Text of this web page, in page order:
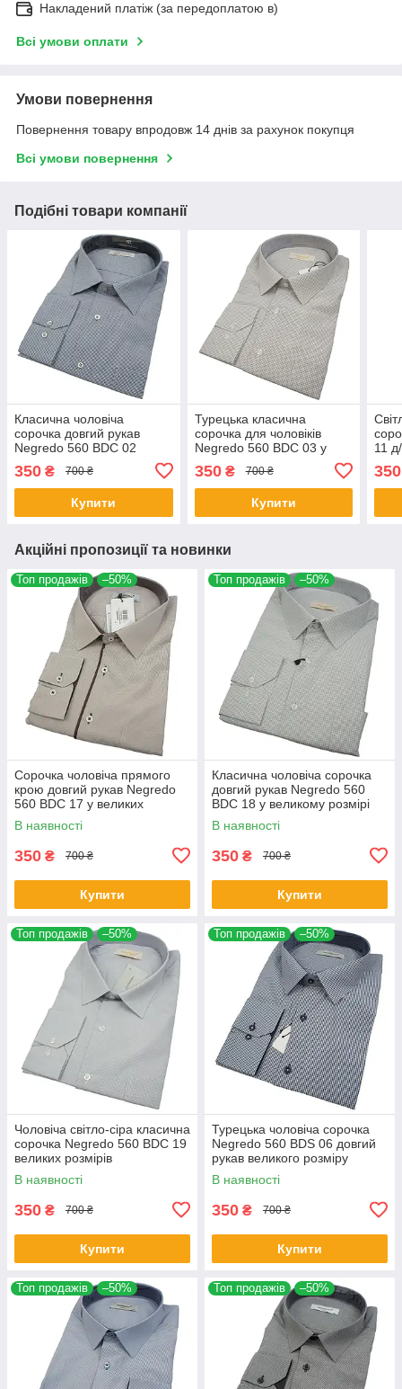
Накладений платіж (за передоплатою в)
Всі умови оплати
Умови повернення
Повернення товару впродовж 14 днів за рахунок покупця
Всі умови повернення
Подібні товари компанії
Класична чоловіча
сорочка довгий рукав
Negredo 560 BDC 02
350 ₴ 700 ₴
Купити
Турецька класична
сорочка для чоловіків
Negredo 560 BDC 03 у
350₴ 700 ₴
Купити
11
350
Акційні пропозиції та новинки
Топ продажів –50%
Сорочка чоловіча прямого
крою довгий рукав Negredo
560 BDC 17 у великих
розмірах
В наявності
350 ₴ 700 ₴
Купити
Топ продажів –50%
Класична чоловіча сорочка
довгий рукав Negredo 560
BDC 18 у великому розмірі
В наявності
350 ₴ 700 ₴
Купити
Топ продажів –50%
Чоловіча світло-сіра класична
сорочка Negredo 560 BDC 19
великих розмірів
В наявності
350 ₴ 700 ₴
Купити
Топ продажів –50%
Турецька чоловіча сорочка
Negredo 560 BDS 06 довгий
рукав великого розміру
В наявності
350 ₴ 700 ₴
Купити
Топ продажів –50% Топ продажів –50%